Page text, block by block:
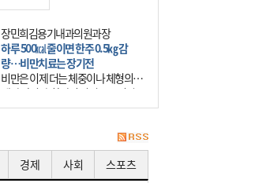
장민희김용기내과의원과장
하루 500㎉ 줄이면 한주 0.5㎏ 감
량…비만치료는 장기전
비만은 이제 더는 체중이나 체형의 문
제가 아니다. 하나의 질병으로 인지
하고 치료와 관리를 해야 한다. 세계
경제 사회 스포츠